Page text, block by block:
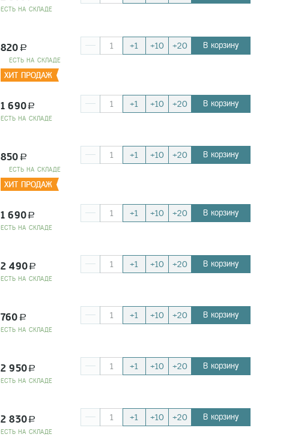
EСТЬ НА СКЛАДЕ
820 a
EСТЬ НА СКЛАДЕ
В корзину
+1 +10 +20
1 690a
EСТЬ НА СКЛАДЕ
В корзину
+1 +10 +20
850 a
EСТЬ НА СКЛАДЕ
В корзину
+1 +10 +20
1 690a
EСТЬ НА СКЛАДЕ
В корзину
+1 +10 +20
2 490a
EСТЬ НА СКЛАДЕ
В корзину
+1 +10 +20
760 a
EСТЬ НА СКЛАДЕ
В корзину
+1 +10 +20
2 950a
EСТЬ НА СКЛАДЕ
В корзину
+1 +10 +20
2 830a
EСТЬ НА СКЛАДЕ
В корзину
+1 +10 +20